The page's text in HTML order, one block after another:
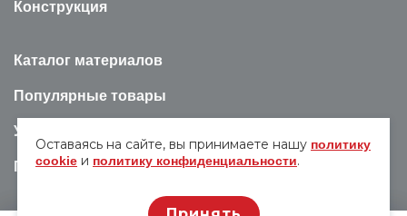
Конструкция
Каталог материалов
Популярные товары
Услуги
Полезная информация
Оставаясь на сайте, вы принимаете нашу политику
cookie и политику конфиденциальности.